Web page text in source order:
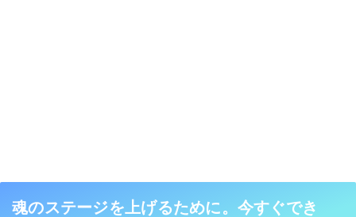
魂のステージを上げるために。今すぐでき